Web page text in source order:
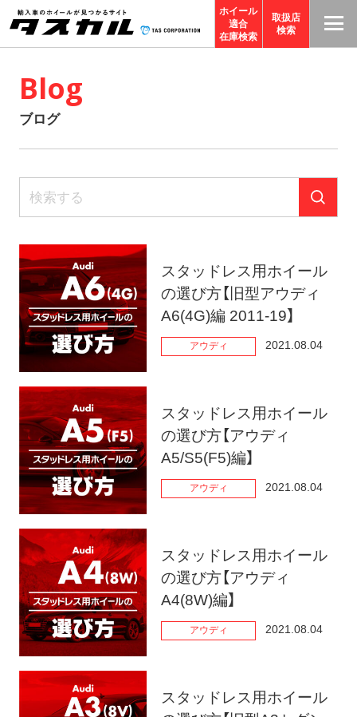
ホイール
適合
在庫検索
取扱店
検索
Blog
ブログ
スタッドレス用ホイール
の選び方【旧型アウディ
A6(4G)編 2011-19】
アウディ 2021.08.04
スタッドレス用ホイール
の選び方【アウディ
A5/S5(F5)編】
アウディ 2021.08.04
スタッドレス用ホイール
の選び方【アウディ
A4(8W)編】
アウディ 2021.08.04
スタッドレス用ホイール
T
R
ニ